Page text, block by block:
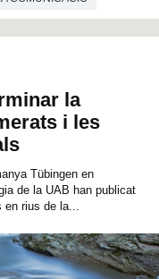
la
i les
Tübingen en
de la UAB han publicat
en rius de la...